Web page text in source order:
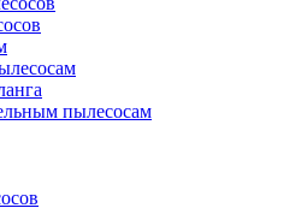
пылесосам